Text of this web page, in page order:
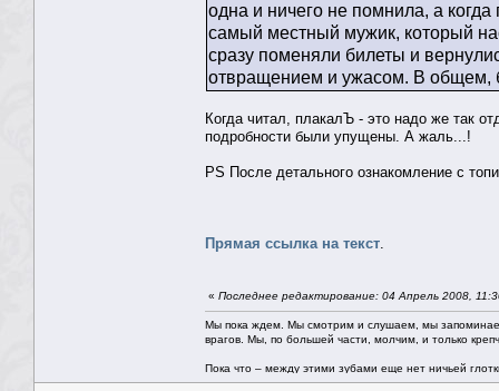
одна и ничего не помнила, а
самый местный мужик, который
сразу поменяли билеты и
отвращением и ужасом. В общем,
Когда читал, плакалЪ - это надо же так
подробности были упущены. А жаль...!
PS После детального ознакомление с
Прямая ссылка на текст.
« Последнее редактирование: 04 Апрель 2008,
Мы пока ждем. Мы смотрим и слушаем, мы
врагов. Мы, по большей части, молчим, и только
Пока что – между этими зубами еще нет ничьей